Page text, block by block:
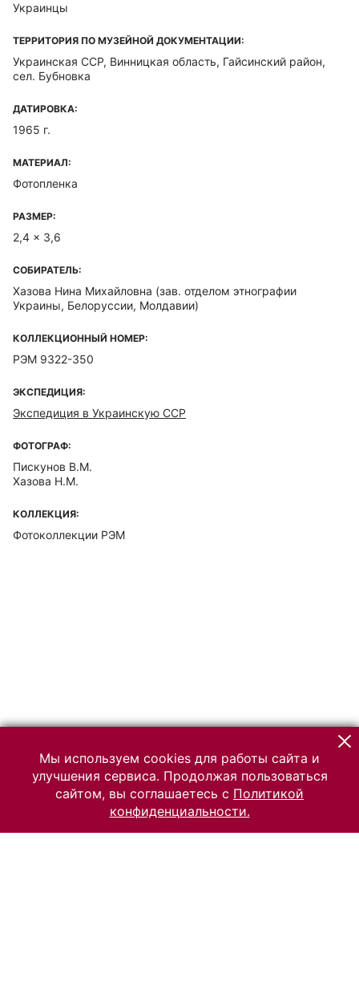
Украинцы
ТЕРРИТОРИЯ ПО МУЗЕЙНОЙ ДОКУМЕНТАЦИИ:
Украинская ССР, Винницкая область, Гайсинский район,
сел. Бубновка
ДАТИРОВКА:
1965 г.
МАТЕРИАЛ:
Фотопленка
РАЗМЕР:
2,4 x 3,6
СОБИРАТЕЛЬ:
Хазова Нина Михайловна (зав. отделом этнографии
Украины, Белоруссии, Молдавии)
КОЛЛЕКЦИОННЫЙ НОМЕР:
РЭМ 9322-350
ЭКСПЕДИЦИЯ:
Экспедиция в Украинскую ССР
ФОТОГРАФ:
Пискунов В.М.
Хазова Н.М.
КОЛЛЕКЦИЯ:
Фотоколлекции РЭМ
Мы используем cookies для работы сайта и
улучшения сервиса. Продолжая пользоваться
сайтом, вы соглашаетесь с Политикой
конфиденциальности.